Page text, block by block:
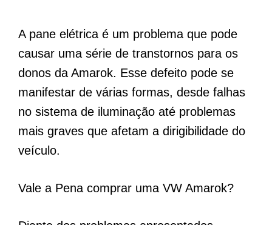
A pane elétrica é um problema que pode
causar uma série de transtornos para os
donos da Amarok. Esse defeito pode se
manifestar de várias formas, desde falhas
no sistema de iluminação até problemas
mais graves que afetam a dirigibilidade do
veículo.
Vale a Pena comprar uma VW Amarok?